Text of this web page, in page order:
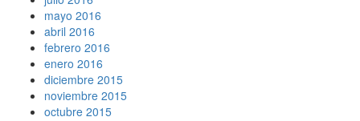
mayo 2016
abril 2016
febrero 2016
enero 2016
diciembre 2015
noviembre 2015
octubre 2015